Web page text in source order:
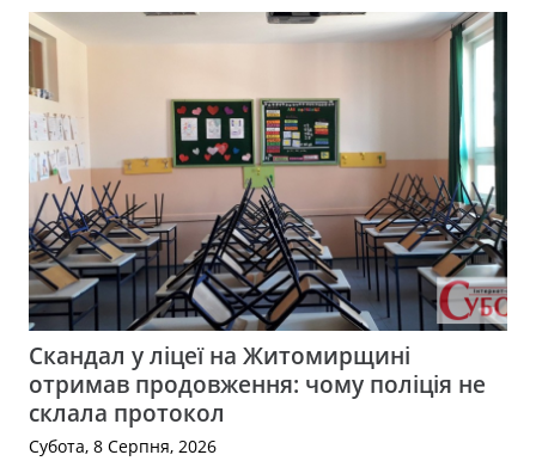
Скандал у ліцеї на Житомирщині
отримав продовження: чому поліція не
склала протокол
Субота, 8 Серпня, 2026